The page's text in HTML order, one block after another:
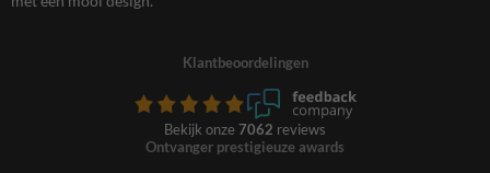
Klantbeoordelingen
Bekijk onze 7062 reviews
Ontvanger prestigieuze awards